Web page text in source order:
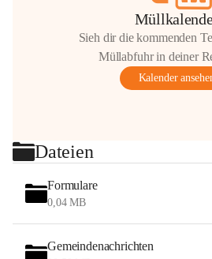
Sieh dir die kommenden
Müllabfuhr in deiner
Kalender
Dateien
Formulare
0,04 MB
Gemeindenachrichten